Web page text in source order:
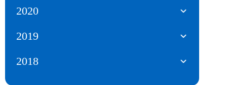
2020
2019
2018